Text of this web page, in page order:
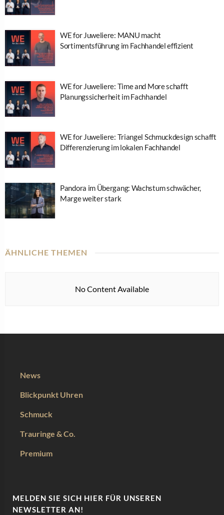
WE for Juweliere: MANU macht
Sortimentsführung im Fachhandel effizient
WE for Juweliere: Time and More schafft
Planungssicherheit im Fachhandel
WE for Juweliere: Triangel Schmuckdesign schafft
Differenzierung im lokalen Fachhandel
Pandora im Übergang: Wachstum schwächer,
Marge weiter stark
ÄHNLICHE THEMEN
No Content Available
News
Blickpunkt Uhren
Schmuck
Trauringe & Co.
Premium
MELDEN SIE SICH HIER FÜR UNSEREN
NEWSLETTER AN!